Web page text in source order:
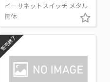
イーサネットスイッチ メタル
筐体
販売終了